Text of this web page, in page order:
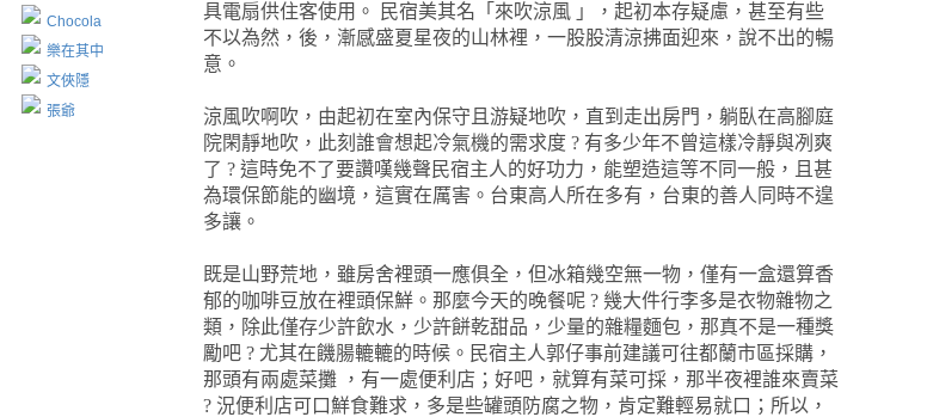
Chocola
樂在其中
文俠隱
張爺
具電扇供住客使用。
民宿美其名「 來吹涼風 」 ， 起初本存疑慮，甚至有些
不以為然，後，漸感盛夏星夜的山林裡，一股股清涼拂面迎來，說不出的暢
意。
涼風吹啊吹，由起初在室內保守且游疑地吹，直到走出房門，躺臥在高腳庭
院閑靜地吹，此刻誰會想起冷氣機的需求度 ? 有多少年不曾這樣冷靜與冽爽
了 ? 這時免不了要讚嘆幾聲民宿主人的好功力，能塑造這等不同一般，且甚
為環保節能的幽境，這實在厲害。台東高人所在多有，台東的善人同時不遑
多讓。
既是山野荒地，雖房舍裡頭一應俱全，但冰箱幾空無一物，僅有一盒還算香
郁的咖啡豆放在裡頭保鮮。那麼今天的晚餐呢 ? 幾大件行李多是衣物雜物之
類，除此僅存少許飲水，少許餅乾甜品，少量的雜糧麵包，那真不是一種獎
勵吧 ? 尤其在饑腸轆轆的時候。民宿主人郭仔事前建議可往都蘭市區採購，
那頭有兩處菜攤 ， 有一處便利店；好吧，就算有菜可採，那半夜裡誰來賣菜
? 況便利店可口鮮食難求，多是些罐頭防腐之物，肯定難輕易就口；所以，